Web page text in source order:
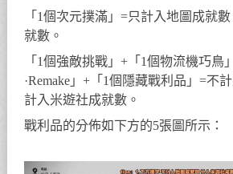
「1個次元撲滿」=只計入地圖成就
就數。
「1個強敵挑戰」+「1個物流機巧鳥
·Remake」+「1個隱藏戰利品」=不
計入米遊社成就數。
戰利品的分佈如下方的5張圖所示：